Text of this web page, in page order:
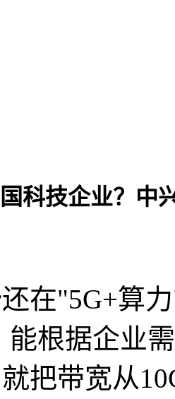
科技企业？中
在"5G+算
能根据企业
把带宽从